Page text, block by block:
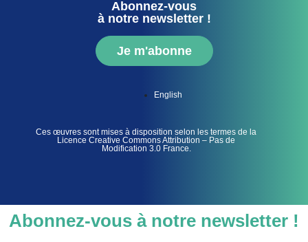
Abonnez-vous
à notre newsletter !
Je m'abonne
English
Ces œuvres sont mises à disposition selon les termes de la
Licence Creative Commons Attribution – Pas de
Modification 3.0 France.
Abonnez-vous à notre newsletter !